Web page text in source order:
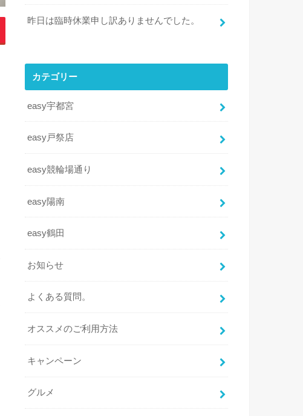
昨日は臨時休業申し訳ありませんでした。
カテゴリー
easy宇都宮
easy戸祭店
easy競輪場通り
easy陽南
easy鶴田
お知らせ
よくある質問。
オススメのご利用方法
キャンペーン
グルメ